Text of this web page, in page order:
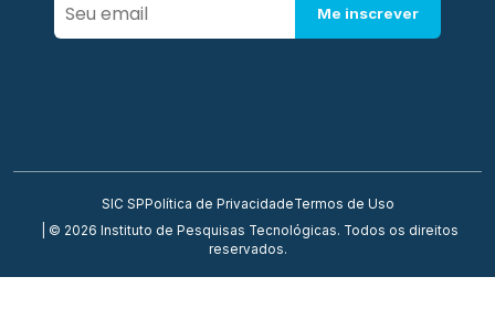
Me inscrever
SIC SP Política de PrivacidadeTermos de Uso
| © 2026 Instituto de Pesquisas Tecnológicas. Todos os direitos
reservados.